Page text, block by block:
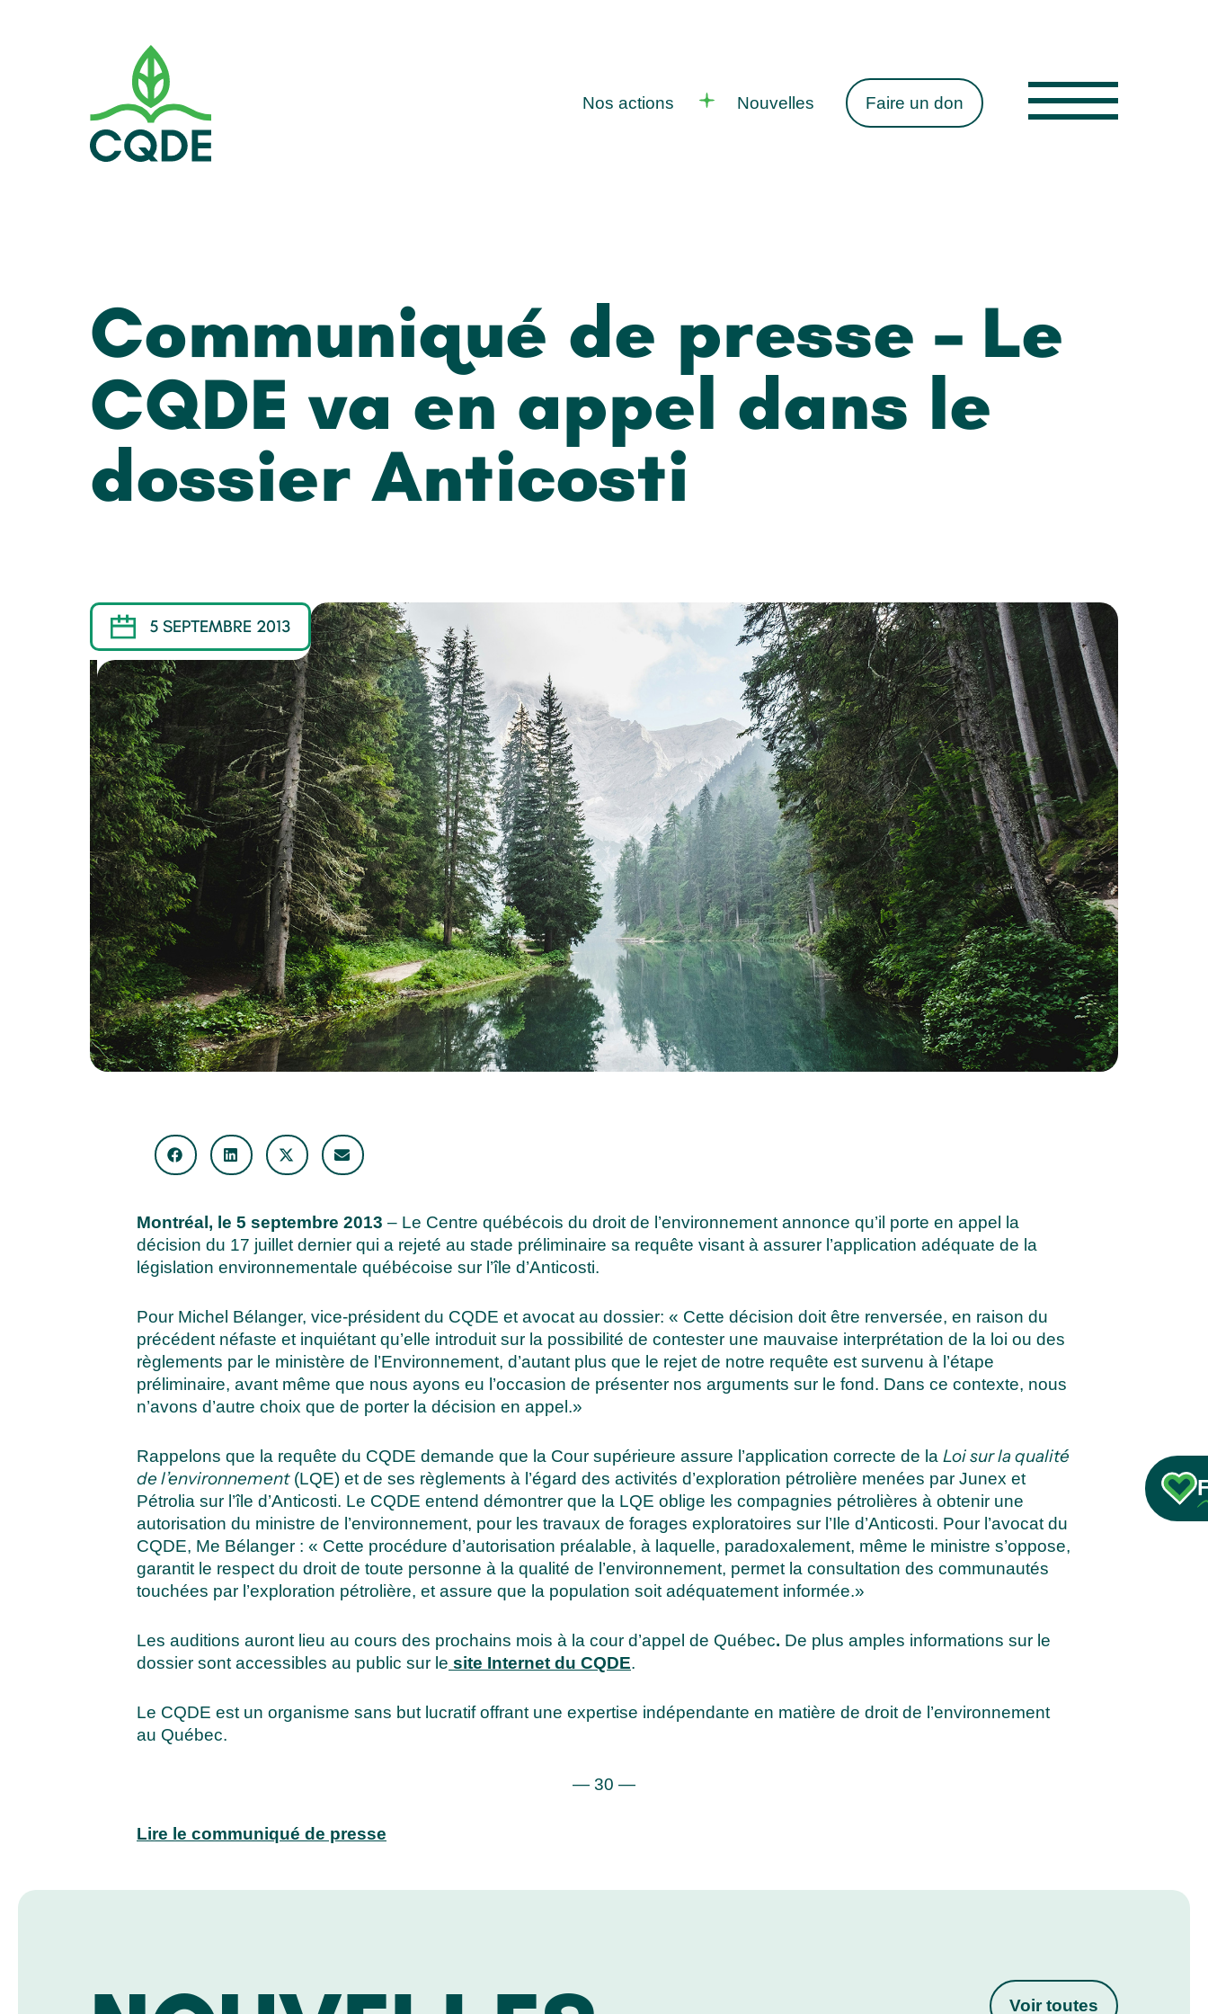
Nos actions Nouvelles Faire un don
Communiqué de presse – Le
CQDE va en appel dans le
dossier Anticosti
5 SEPTEMBRE 2013
Montréal, le 5 septembre 2013 – Le Centre québécois du droit de l’environnement annonce qu’il porte en appel la
décision du 17 juillet dernier qui a rejeté au stade préliminaire sa requête visant à assurer l’application adéquate de la
législation environnementale québécoise sur l’île d’Anticosti.
Pour Michel Bélanger, vice-président du CQDE et avocat au dossier: « Cette décision doit être renversée, en raison du
précédent néfaste et inquiétant qu’elle introduit sur la possibilité de contester une mauvaise interprétation de la loi ou des
règlements par le ministère de l’Environnement, d’autant plus que le rejet de notre requête est survenu à l’étape
préliminaire, avant même que nous ayons eu l’occasion de présenter nos arguments sur le fond. Dans ce contexte, nous
n’avons d’autre choix que de porter la décision en appel.»
Rappelons que la requête du CQDE demande que la Cour supérieure assure l’application correcte de la Loi sur la qualité
de l’environnement(LQE) et de ses règlements à l’égard des activités d’exploration pétrolière menées par Junex et
Pétrolia sur l’île d’Anticosti. Le CQDE entend démontrer que la LQE oblige les compagnies pétrolières à obtenir une
autorisation du ministre de l’environnement, pour les travaux de forages exploratoires sur l’Ile d’Anticosti. Pour l’avocat du
CQDE, Me Bélanger : « Cette procédure d’autorisation préalable, à laquelle, paradoxalement, même le ministre s’oppose,
garantit le respect du droit de toute personne à la qualité de l’environnement, permet la consultation des communautés
touchées par l’exploration pétrolière, et assure que la population soit adéquatement informée.»
Les auditions auront lieu au cours des prochains mois à la cour d’appel de Québec. De plus amples informations sur le
dossier sont accessibles au public sur le site Internet du CQDE.
Le CQDE est un organisme sans but lucratif offrant une expertise indépendante en matière de droit de l’environnement
au Québec.
— 30 —
Lire le communiqué de presse
Voir toutes